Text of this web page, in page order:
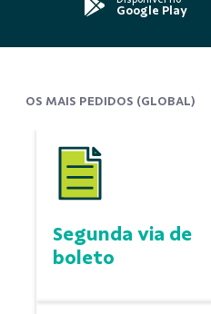
Google Play
OS MAIS PEDIDOS (GLOBAL)
Segunda via de
boleto